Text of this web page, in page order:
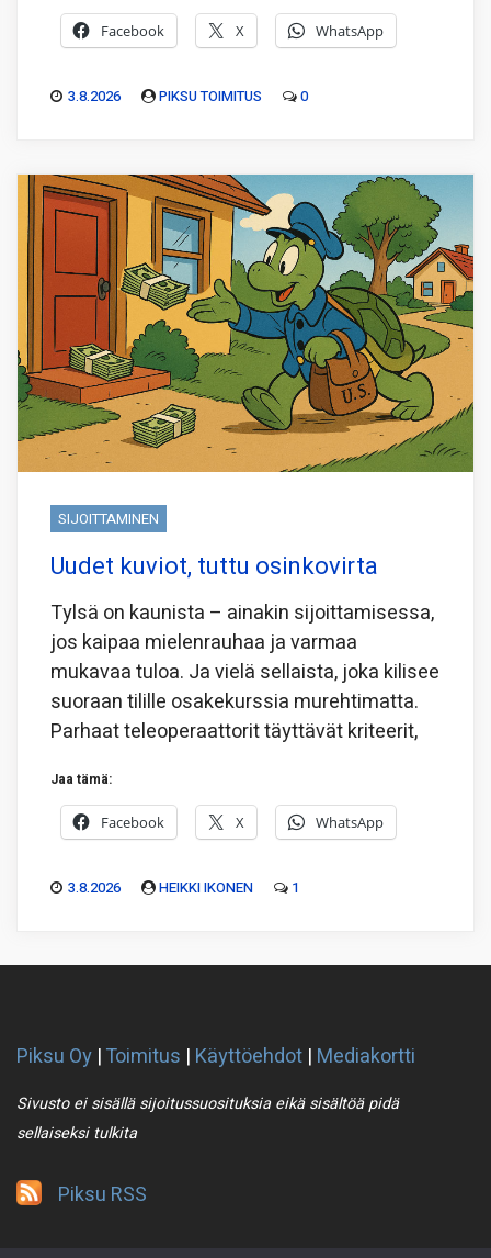
Facebook X WhatsApp
3.8.2026 PIKSU TOIMITUS 0
SIJOITTAMINEN
Uudet kuviot, tuttu osinkovirta
Tylsä on kaunista – ainakin sijoittamisessa,
jos kaipaa mielenrauhaa ja varmaa
mukavaa tuloa. Ja vielä sellaista, joka kilisee
suoraan tilille osakekurssia murehtimatta.
Parhaat teleoperaattorit täyttävät kriteerit,
Jaa tämä:
Facebook X WhatsApp
3.8.2026 HEIKKI IKONEN 1
Piksu Oy |Toimitus | Käyttöehdot | Mediakortti
Sivusto ei sisällä sijoitussuosituksia eikä sisältöä pidä
sellaiseksi tulkita
Piksu RSS